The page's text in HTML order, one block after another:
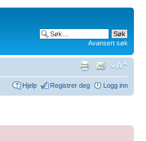
Avansert søk
Hjelp Registrer deg Logg inn